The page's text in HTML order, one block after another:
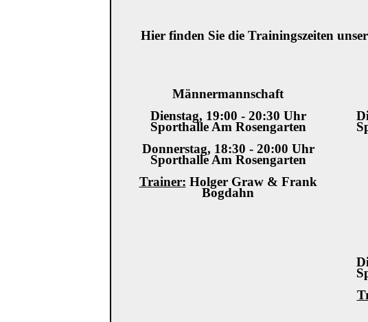
Hier finden Sie die Trainingszeiten
Männermannschaft
Dienstag, 19:00 - 20:30 Uhr
Sporthalle Am Rosengarten
Donnerstag, 18:30 - 20:00 Uhr
Sporthalle Am Rosengarten
Trainer: Holger Graw & Frank
Bogdahn